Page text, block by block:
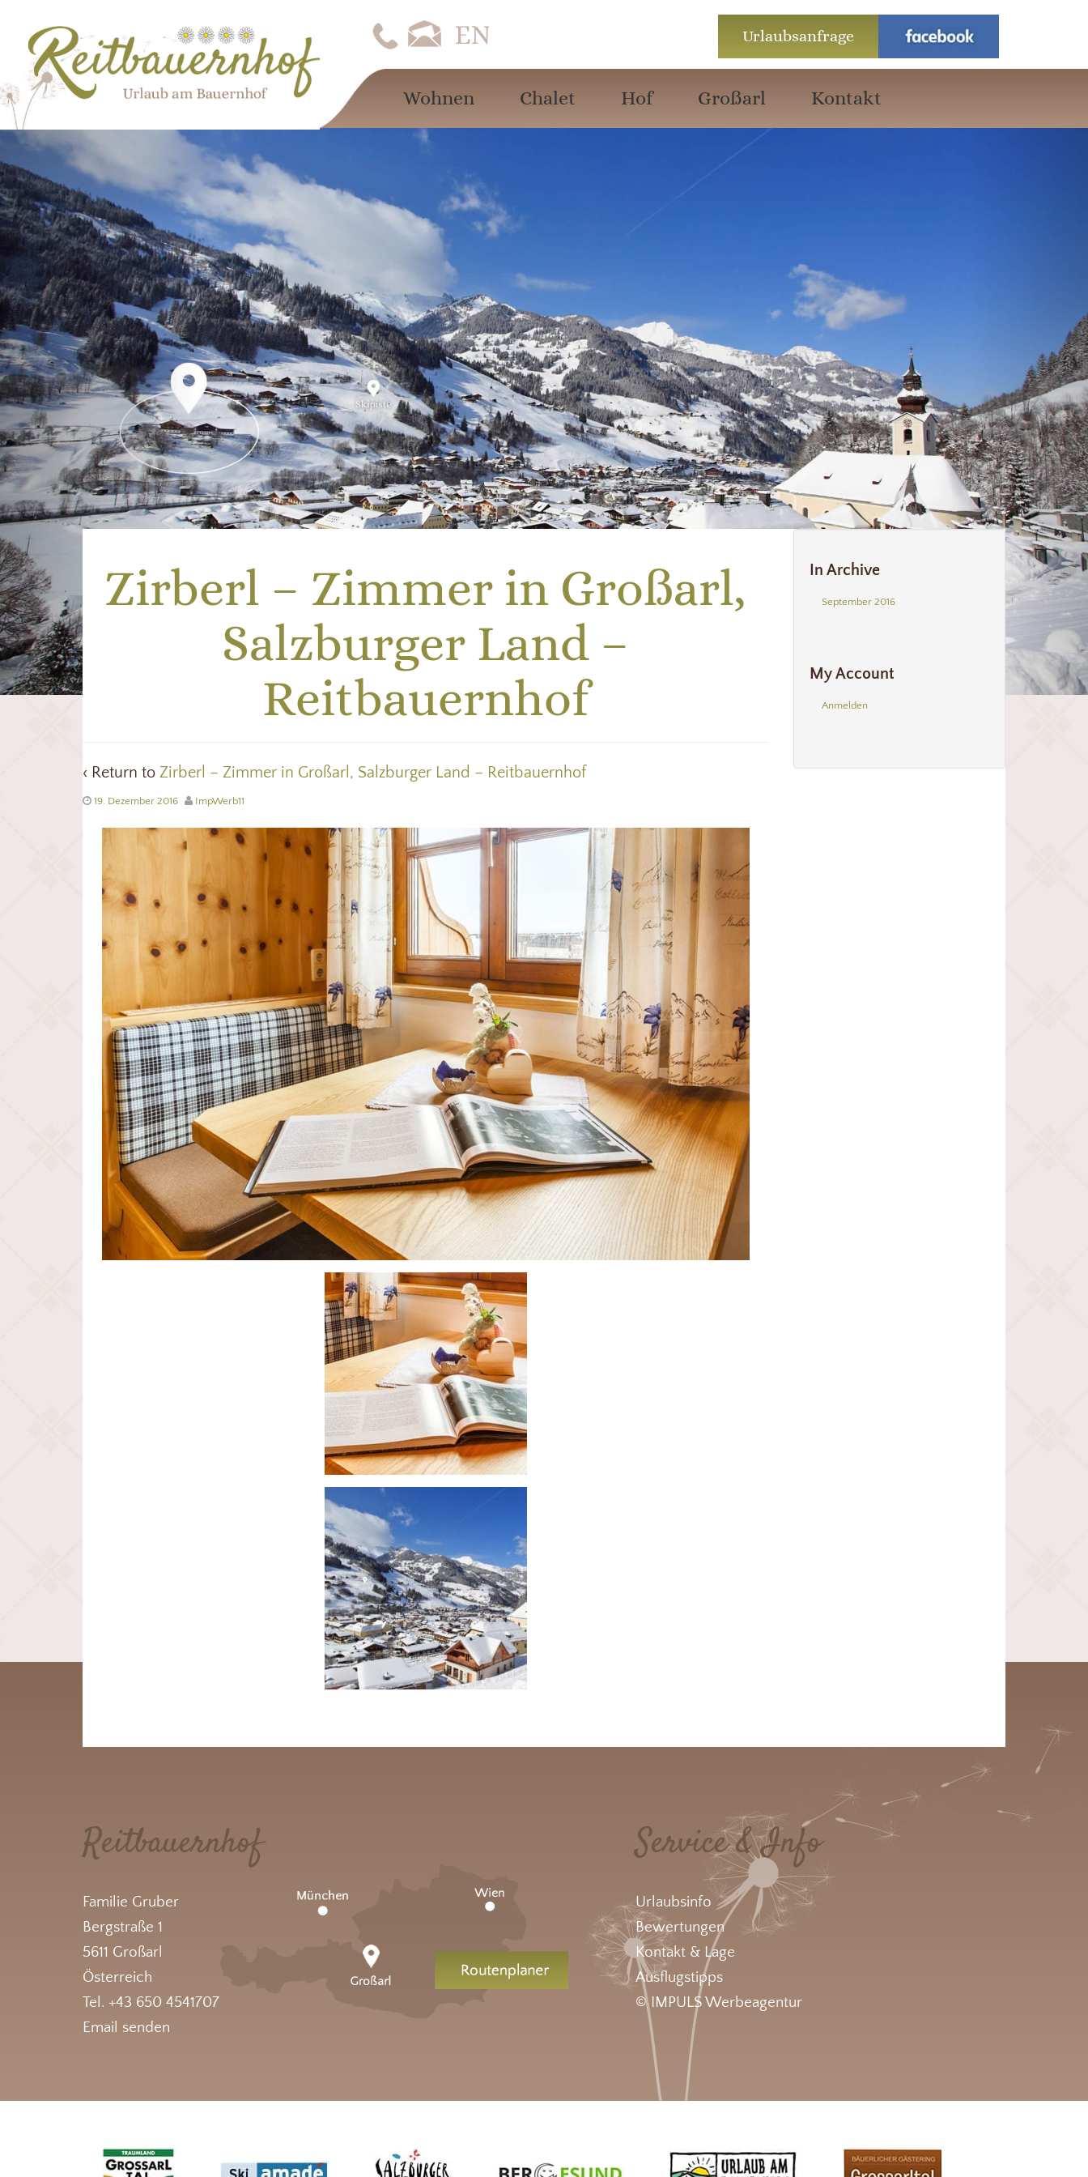
Urlaubsanfrage
Wohnen Chalet Hof Großarl Kontakt
Zirberl – Zimmer in Großarl,
Salzburger Land –
Reitbauernhof
‹ Return to Zirberl – Zimmer in Großarl, Salzburger Land – Reitbauernhof
19. Dezember 2016 ImpWerb11
In Archive
September 2016
My Account
Anmelden
Reitbauernhof
Familie Gruber
Bergstraße 1
5611 Großarl
Österreich
Tel. +43 650 4541707
Email senden
Service & Info
Urlaubsinfo
Bewertungen
Kontakt & Lage
Ausflugstipps
© IMPULS Werbeagentur